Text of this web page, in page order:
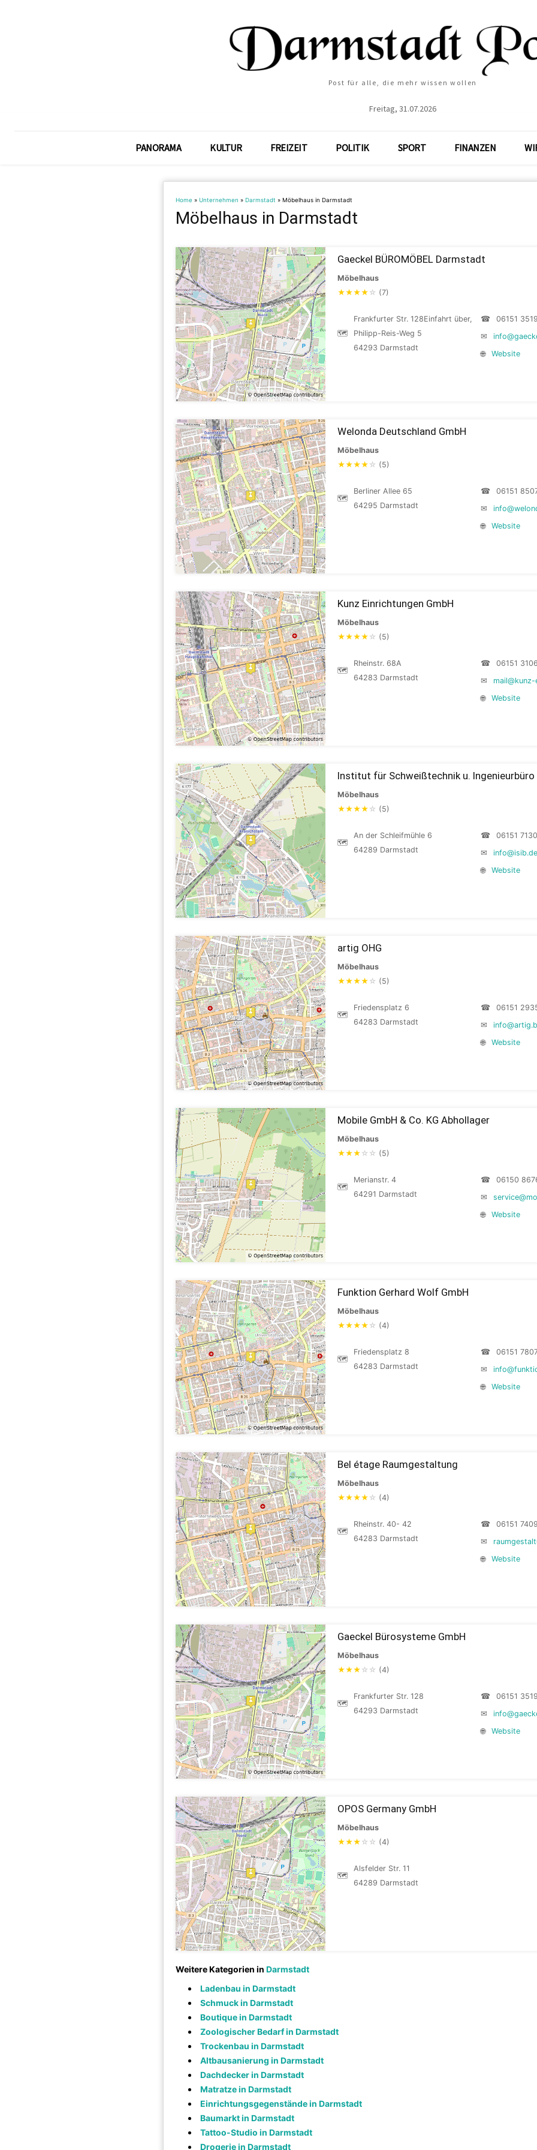
Post für alle, die mehr wissen wollen
Freitag, 31.07.2026
PANORAMA KULTUR FREIZEIT POLITIK SPORT FINANZEN
Home » Unternehmen » Darmstadt » Möbelhaus in Darmstadt
Möbelhaus in Darmstadt
Gaeckel BÜROMÖBEL Darmstadt
Möbelhaus
★★★★ ☆ (7)
🗺
Frankfurter Str. 128Einfahrt über,
Philipp-Reis-Weg 5
64293 Darmstadt
☎
06151
✉
🌐
Website
Welonda Deutschland GmbH
Möbelhaus
★★★★ ☆ (5)
🗺
Berliner Allee 65
64295 Darmstadt
☎
06151
✉
🌐
Website
Kunz Einrichtungen GmbH
Möbelhaus
★★★★ ☆ (5)
🗺
Rheinstr. 68A
64283 Darmstadt
☎
06151
✉
🌐
Website
Institut für Schweißtechnik u. Ingenieurbüro
Möbelhaus
★★★★ ☆ (5)
🗺
An der Schleifmühle 6
64289 Darmstadt
☎
06151
✉
info@isib.de
🌐
Website
artig OHG
Möbelhaus
★★★★ ☆ (5)
🗺
Friedensplatz 6
64283 Darmstadt
☎
06151
✉
🌐
Website
Mobile GmbH & Co. KG Abhollager
Möbelhaus
★★★ ☆ ☆ (5)
🗺
Merianstr. 4
64291 Darmstadt
☎
06150
✉
🌐
Website
Funktion Gerhard Wolf GmbH
Möbelhaus
★★★★ ☆ (4)
🗺
Friedensplatz 8
64283 Darmstadt
☎
06151
✉
🌐
Website
Bel étage Raumgestaltung
Möbelhaus
★★★★ ☆ (4)
🗺
Rheinstr. 40- 42
64283 Darmstadt
☎
06151
✉
🌐
Website
Gaeckel Bürosysteme GmbH
Möbelhaus
★★★ ☆ ☆ (4)
🗺
Frankfurter Str. 128
64293 Darmstadt
☎
06151
✉
🌐
Website
OPOS Germany GmbH
Möbelhaus
★★★ ☆ ☆ (4)
🗺
Alsfelder Str. 11
64289 Darmstadt
Weitere Kategorien in Darmstadt
Ladenbau in Darmstadt
Schmuck in Darmstadt
Boutique in Darmstadt
Zoologischer Bedarf in Darmstadt
Trockenbau in Darmstadt
Altbausanierung in Darmstadt
Dachdecker in Darmstadt
Matratze in Darmstadt
Einrichtungsgegenstände in Darmstadt
Baumarkt in Darmstadt
Tattoo-Studio in Darmstadt
Drogerie in Darmstadt